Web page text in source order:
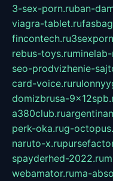
3-sex-porn.ruban-
viagra-tablet.ru
fincontech.ru
rebus-toys.ru
seo-prodvizhenie-
card-voice.ru
domizbrusa-
a380club.ru
perk-oka.rug-
naruto-x.ru
spayderhed-2022.ru
webamator.ruma-